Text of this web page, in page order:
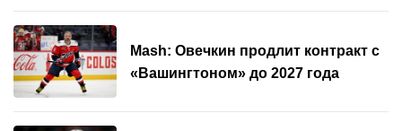
Mash: Овечкин продлит контракт с
«Вашингтоном» до 2027 года